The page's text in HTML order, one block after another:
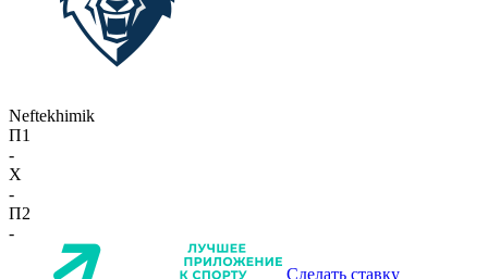
Neftekhimik
П1
-
X
-
П2
-
Сделать ставку